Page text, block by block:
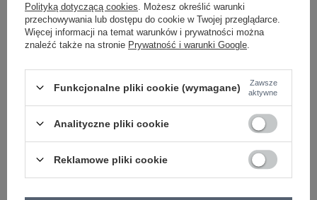
ZALOGUJ SIĘ I ZOBACZ CENĘ
Masz pytanie? Chętnie pomożemy.
Zadzwoń+48 601 547 740 Zadaj pytanie
HB-TS-3059.78P
okrągły
dominujący
Polityką dotyczącą cookies . Możesz określić warunki
przechowywania lub dostępu do cookie w Twojej przeglądarce.
Więcej informacji na temat warunków i prywatności można
znaleźć także na stronie Prywatność i warunki Google
Funkcjonalne pliki cookie (wymagane)
Zawsze
aktywne
Analityczne pliki cookie
Reklamowe pliki cookie